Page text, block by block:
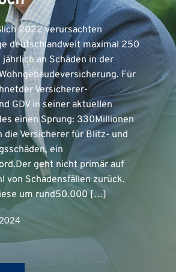
2022 verursachten
deutschlandweit maximal 250
an Schäden in der
Für
Versicherer-
GDV in seiner aktuellen
einen Sprung: 330Millionen
die Versicherer für Blitz- und
ein
geht nicht primär auf
von Schadensfällen zurück.
um rund50.000 […]